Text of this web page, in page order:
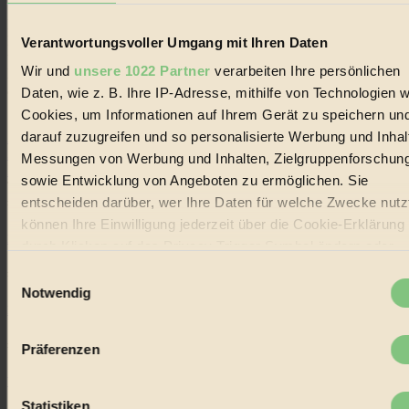
Verantwortungsvoller Umgang mit Ihren Daten
Wir und unsere 1022 Partner verarbeiten Ihre persönlichen
Daten, wie z. B. Ihre IP-Adresse, mithilfe von Technologien
Cookies, um Informationen auf Ihrem Gerät zu speichern
darauf zuzugreifen und so personalisierte Werbung und
Messungen von Werbung und Inhalten,
sowie Entwicklung von Angeboten zu ermöglichen. Sie
entscheiden darüber, wer Ihre Daten für welche Zwecke
können Ihre Einwilligung jederzeit über die Cookie-Erklärung
Informationen über Ihre geografische Lage erfassen,
welche bis auf einige Meter genau sein können
Merkmalen (Fingerprinting) identifizieren
Notwendig
Präferenzen
Statistiken
Lebenswandel. Es ist eine moderne Plattform für Ideen, Menschen
Handels mit Bioprodukten, des Fair-Trade sowie der Branche
alternativer Energien.
Social Media
22.601 Fans auf Facebook
3.415 Follower auf Twitter
Folge uns auf Instagram
Themen